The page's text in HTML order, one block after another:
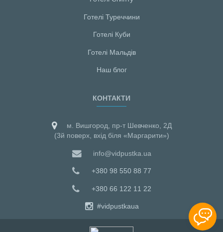
Готелі Туреччини
Готелі Куби
Готелі Мальдiв
Наш блог
КОНТАКТИ
м. Вишгород, пр-т Шевченко, 2Д
(3й поверх, вхід біля «Маргарити»)
info@vidpustka.ua
+380 98 550 88 77
+380 66 122 11 22
#vidpustkaua